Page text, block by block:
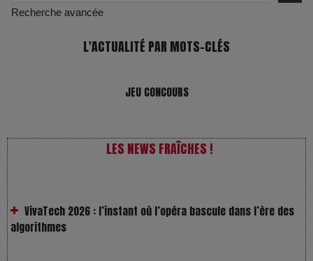
Recherche avancée
L'ACTUALITÉ PAR MOTS-CLÉS
JEU CONCOURS
LES NEWS FRAÎCHES !